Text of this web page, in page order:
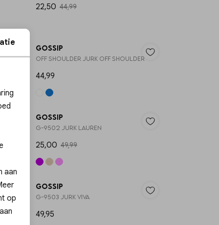
22,50 44,99
Gossip
OFF SHOULDER JURK OFF SHOULDER
44,99
50%
Gossip
G-9502 JURK LAUREN
25,00 49,99
Gossip
G-9503 JURK VIVA
49,95
aan
op